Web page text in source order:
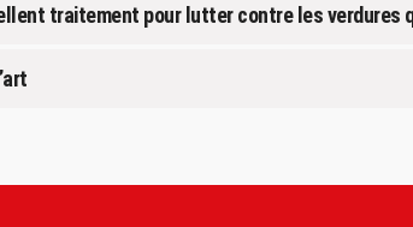
traitement pour lutter contre les